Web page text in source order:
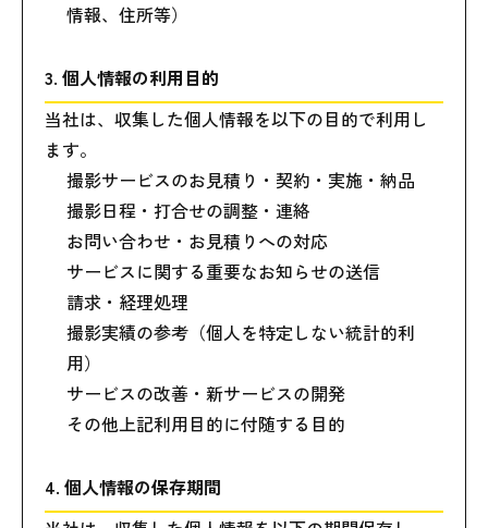
情報、住所等）
3. 個人情報の利用目的
当社は、収集した個人情報を以下の目的で利用し
ます。
撮影サービスのお見積り・契約・実施・納品
撮影日程・打合せの調整・連絡
お問い合わせ・お見積りへの対応
サービスに関する重要なお知らせの送信
請求・経理処理
撮影実績の参考（個人を特定しない統計的利
用）
サービスの改善・新サービスの開発
その他上記利用目的に付随する目的
4. 個人情報の保存期間